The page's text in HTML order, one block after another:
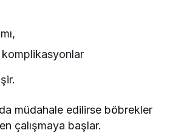
komplikasyonlar
müdahale edilirse böbrekler
çalışmaya başlar.